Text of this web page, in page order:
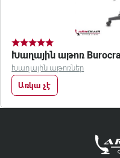
Խաղային աթոռ
Խաղային աթոռներ
Առկա չէ